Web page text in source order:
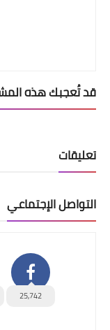
قد تُعجبك هذه
تعليقات
التواصل الإجتماعي
25,742